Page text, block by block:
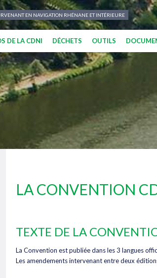
EN NAVIGATION RHÉNANE ET INTÉRIEURE
DE LA CDNI DÉCHETS OUTILS
LA CONVENTION
TEXTE DE LA
La Convention est publiée dans les 3 langues
Les amendements intervenant entre deux